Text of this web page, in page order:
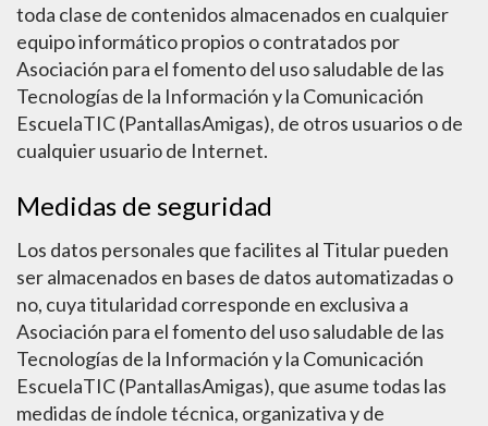
toda clase de contenidos almacenados en cualquier
equipo informático propios o contratados por
Asociación para el fomento del uso saludable de las
Tecnologías de la Información y la Comunicación
EscuelaTIC (PantallasAmigas), de otros usuarios o de
cualquier usuario de Internet.
Medidas de seguridad
Los datos personales que facilites al Titular pueden
ser almacenados en bases de datos automatizadas o
no, cuya titularidad corresponde en exclusiva a
Asociación para el fomento del uso saludable de las
Tecnologías de la Información y la Comunicación
EscuelaTIC (PantallasAmigas), que asume todas las
medidas de índole técnica, organizativa y de